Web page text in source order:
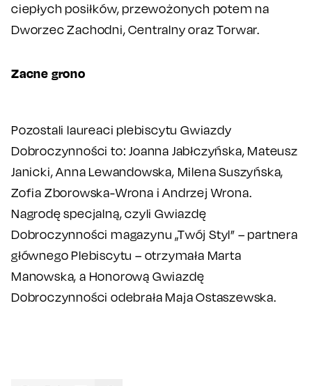
ciepłych posiłków, przewożonych potem na
Dworzec Zachodni, Centralny oraz Torwar.
Zacne grono
Pozostali laureaci plebiscytu Gwiazdy
Dobroczynności to: Joanna Jabłczyńska, Mateusz
Janicki, Anna Lewandowska, Milena Suszyńska,
Zofia Zborowska-Wrona i Andrzej Wrona.
Nagrodę specjalną, czyli Gwiazdę
Dobroczynności magazynu „Twój Styl” – partnera
głównego Plebiscytu – otrzymała Marta
Manowska, a Honorową Gwiazdę
Dobroczynności odebrała Maja Ostaszewska.